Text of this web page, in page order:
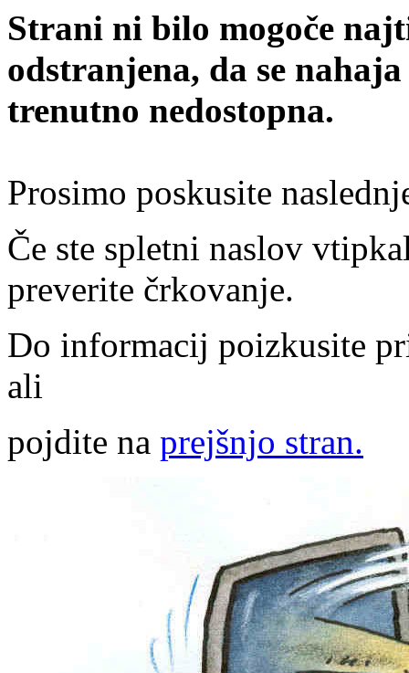
Strani ni bilo mogoče
odstranjena, da se
trenutno nedostopna.
Prosimo poskusite
Če ste spletni naslov
preverite črkovanje.
Do informacij poizkusite
ali
pojdite na prejšnjo stran.